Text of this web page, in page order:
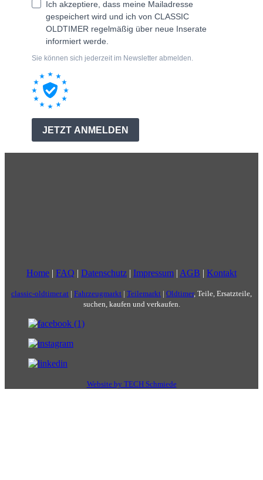
Home | FAQ | Datenschutz | Impressum | AGB | Kontakt
classic-oldtimer.at | Fahrzeugmarkt | Teilemarkt | Oldtimer, Teile, Ersatzteile,
suchen, kaufen und verkaufen.
Website by TECH Schmiede